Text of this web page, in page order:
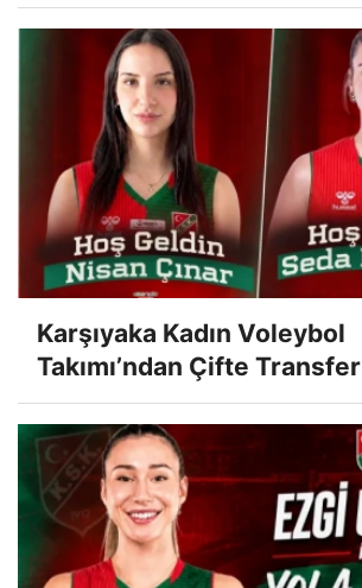
Karşıyaka Kadın Voleybol
Takımı’ndan Çifte Transfer